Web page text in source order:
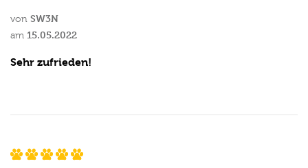
von SW3N
am 15.05.2022
Sehr zufrieden!